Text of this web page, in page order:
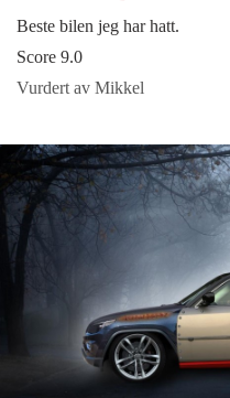
Beste bilen jeg har hatt.
Score 9.0
Vurdert av Mikkel